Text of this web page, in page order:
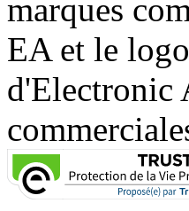
marques
EA et le
d'Electronic